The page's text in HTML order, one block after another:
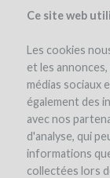
Ce site web
Les cookies
et les
médias sociaux
également des
avec nos
d'analyse, qui
informations
collectées lors
el